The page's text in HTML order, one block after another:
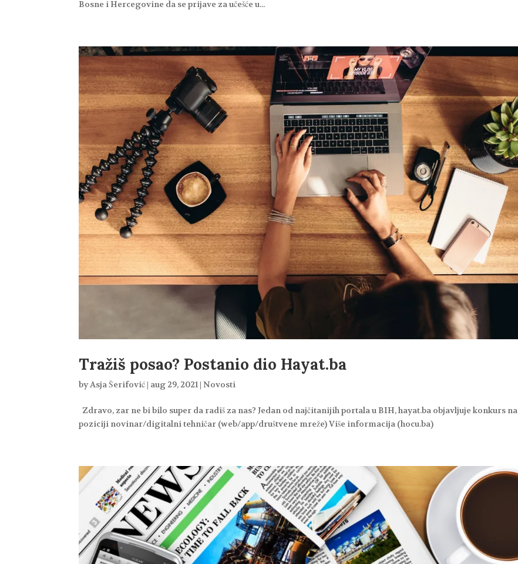
Bosne i Hercegovine da se prijave za učešće u...
Tražiš posao? Postanio dio Hayat.ba
byAsja Šerifović | aug 29, 2021 |Novosti
Zdravo, zar ne bi bilo super da radiš za nas? Jedan od najčitanijih portala u BIH, hayat.ba objavljuje konkurs na
poziciji novinar/digitalni tehničar (web/app/društvene mreže) Više informacija (hocu.ba)